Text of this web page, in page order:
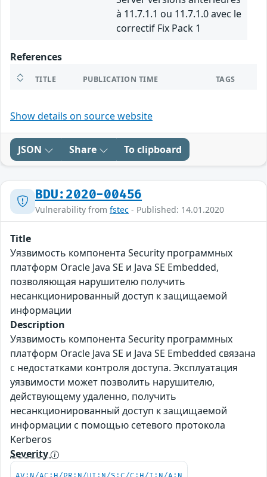
à 11.7.1.1 ou 11.7.1.0 avec le
correctif Fix Pack 1
References
TITLE PUBLICATION TIME TAGS
Show details on source website
JSON Share To clipboard
BDU:2020-00456
Vulnerability from fstec - Published: 14.01.2020
Title
Уязвимость компонента Security программных
платформ Oracle Java SE и Java SE Embedded,
позволяющая нарушителю получить
несанкционированный доступ к защищаемой
информации
Description
Уязвимость компонента Security программных
платформ Oracle Java SE и Java SE Embedded связана
с недостатками контроля доступа. Эксплуатация
уязвимости может позволить нарушителю,
действующему удаленно, получить
несанкционированный доступ к защищаемой
информации с помощью сетевого протокола
Kerberos
Severity